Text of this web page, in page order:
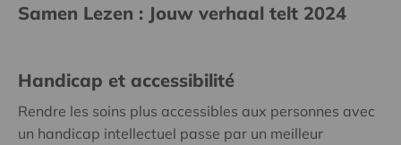
Samen Lezen : Jouw verhaal telt 2024
Handicap et accessibilité
Rendre les soins plus accessibles aux personnes avec
un handicap intellectuel passe par un meilleur